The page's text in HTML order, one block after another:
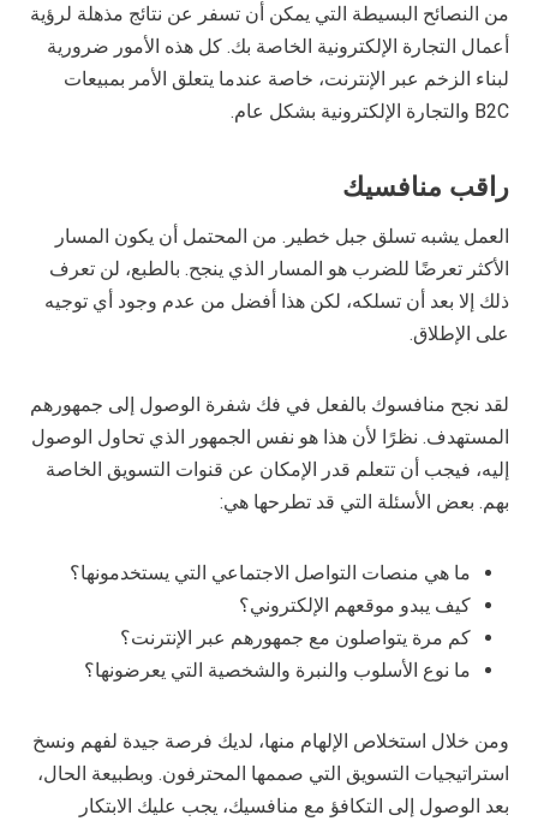
من النصائح البسيطة التي يمكن أن تسفر عن نتائج مذهلة لرؤية
أعمال التجارة الإلكترونية الخاصة بك. كل هذه الأمور ضرورية
لبناء الزخم عبر الإنترنت، خاصة عندما يتعلق الأمر بمبيعات
B2C والتجارة الإلكترونية بشكل عام.
راقب منافسيك
العمل يشبه تسلق جبل خطير. من المحتمل أن يكون المسار
الأكثر تعرضًا للضرب هو المسار الذي ينجح. بالطبع، لن تعرف
ذلك إلا بعد أن تسلكه، لكن هذا أفضل من عدم وجود أي توجيه
على الإطلاق.
لقد نجح منافسوك بالفعل في فك شفرة الوصول إلى جمهورهم
المستهدف. نظرًا لأن هذا هو نفس الجمهور الذي تحاول الوصول
إليه، فيجب أن تتعلم قدر الإمكان عن قنوات التسويق الخاصة
بهم. بعض الأسئلة التي قد تطرحها هي:
ما هي منصات التواصل الاجتماعي التي يستخدمونها؟
كيف يبدو موقعهم الإلكتروني؟
كم مرة يتواصلون مع جمهورهم عبر الإنترنت؟
ما نوع الأسلوب والنبرة والشخصية التي يعرضونها؟
ومن خلال استخلاص الإلهام منها، لديك فرصة جيدة لفهم ونسخ
استراتيجيات التسويق التي صممها المحترفون. وبطبيعة الحال،
بعد الوصول إلى التكافؤ مع منافسيك، يجب عليك الابتكار